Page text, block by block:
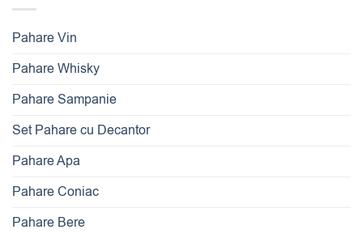
Pahare Vin
Pahare Whisky
Pahare Sampanie
Set Pahare cu Decantor
Pahare Apa
Pahare Coniac
Pahare Bere